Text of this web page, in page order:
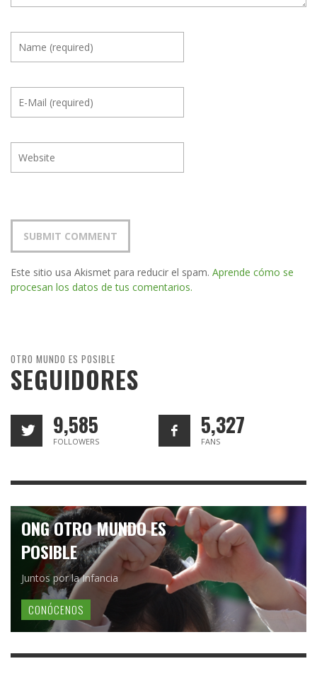
Este sitio usa Akismet para reducir el spam. Aprende cómo se
procesan los datos de tus comentarios.
OTRO MUNDO ES POSIBLE
SEGUIDORES
9,585
FOLLOWERS
5,327
FANS
ONG OTRO MUNDO ES
POSIBLE
Juntos por la Infancia
CONÓCENOS